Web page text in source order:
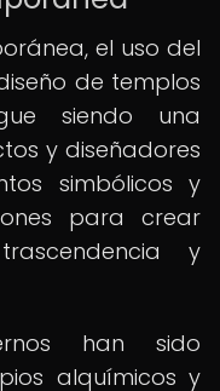
el uso del
de templos
siendo una
y diseñadores
simbólicos y
para crear
y
han sido
alquímicos y